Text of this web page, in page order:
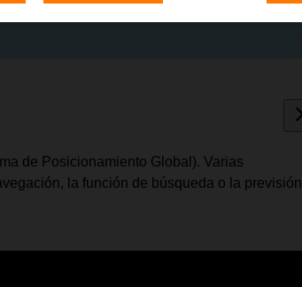
de Posicionamiento Global). Varias
la función de búsqueda o la previsión